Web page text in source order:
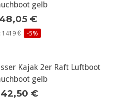
gelb
€
1419 € -5%
Kajak 2er Raft Luftboot
gelb
€